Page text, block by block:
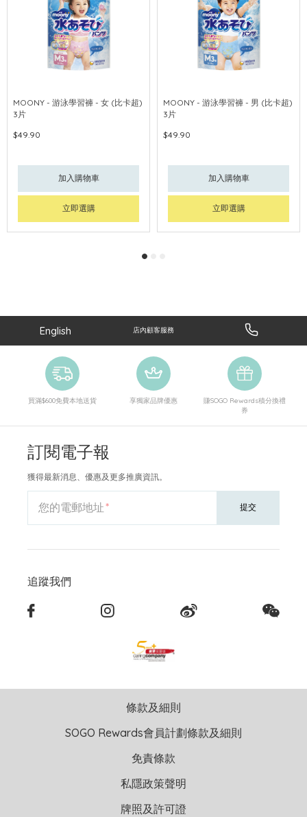
MOONY - 游泳學習褲 - 女 (比卡超)
3片
$49.90
加入購物車
立即選購
MOONY - 游泳學習褲 - 男 (比卡超)
3片
$49.90
加入購物車
立即選購
English 店內顧客服務
買滿$600免費本地送貨 享獨家品牌優惠
賺SOGO Rewards積分換禮
券
訂閱電子報
獲得最新消息、優惠及更多推廣資訊。
您的電郵地址 提交
追蹤我們
條款及細則
SOGO Rewards會員計劃條款及細則
免責條款
私隱政策聲明
牌照及許可證